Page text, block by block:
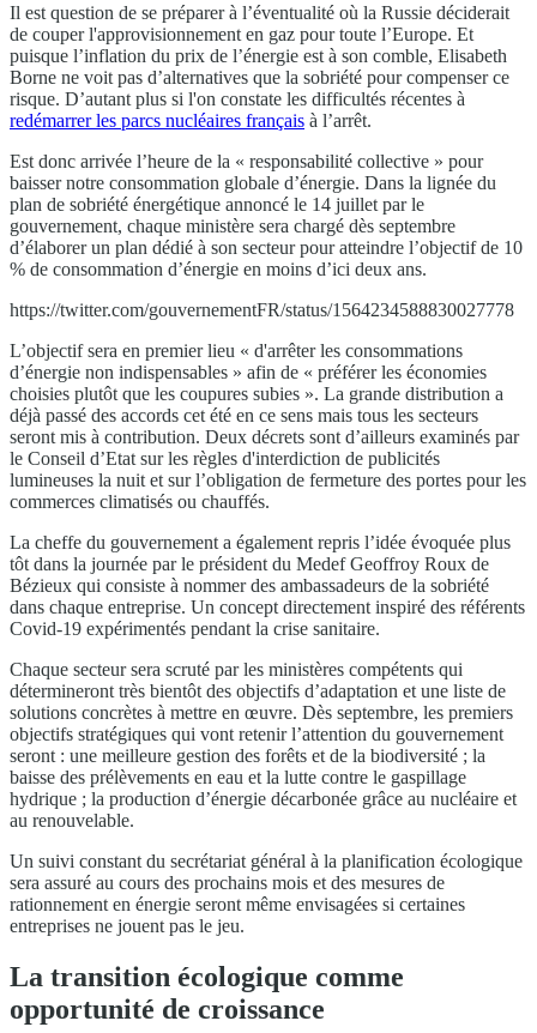
Il est question de se préparer à l’éventualité où la Russie déciderait
de couper l'approvisionnement en gaz pour toute l’Europe. Et
puisque l’inflation du prix de l’énergie est à son comble, Elisabeth
Borne ne voit pas d’alternatives que la sobriété pour compenser ce
risque. D’autant plus si l'on constate les difficultés récentes à
redémarrer les parcs nucléaires français à l’arrêt.
Est donc arrivée l’heure de la « responsabilité collective » pour
baisser notre consommation globale d’énergie. Dans la lignée du
plan de sobriété énergétique annoncé le 14 juillet par le
gouvernement, chaque ministère sera chargé dès septembre
d’élaborer un plan dédié à son secteur pour atteindre l’objectif de 10
% de consommation d’énergie en moins d’ici deux ans.
https://twitter.com/gouvernementFR/status/1564234588830027778
L’objectif sera en premier lieu « d'arrêter les consommations
d’énergie non indispensables » afin de « préférer les économies
choisies plutôt que les coupures subies ». La grande distribution a
déjà passé des accords cet été en ce sens mais tous les secteurs
seront mis à contribution. Deux décrets sont d’ailleurs examinés par
le Conseil d’Etat sur les règles d'interdiction de publicités
lumineuses la nuit et sur l’obligation de fermeture des portes pour les
commerces climatisés ou chauffés.
La cheffe du gouvernement a également repris l’idée évoquée plus
tôt dans la journée par le président du Medef Geoffroy Roux de
Bézieux qui consiste à nommer des ambassadeurs de la sobriété
dans chaque entreprise. Un concept directement inspiré des référents
Covid-19 expérimentés pendant la crise sanitaire.
Chaque secteur sera scruté par les ministères compétents qui
détermineront très bientôt des objectifs d’adaptation et une liste de
solutions concrètes à mettre en œuvre. Dès septembre, les premiers
objectifs stratégiques qui vont retenir l’attention du gouvernement
seront : une meilleure gestion des forêts et de la biodiversité ; la
baisse des prélèvements en eau et la lutte contre le gaspillage
hydrique ; la production d’énergie décarbonée grâce au nucléaire et
au renouvelable.
Un suivi constant du secrétariat général à la planification écologique
sera assuré au cours des prochains mois et des mesures de
rationnement en énergie seront même envisagées si certaines
entreprises ne jouent pas le jeu.
La transition écologique comme
opportunité de croissance